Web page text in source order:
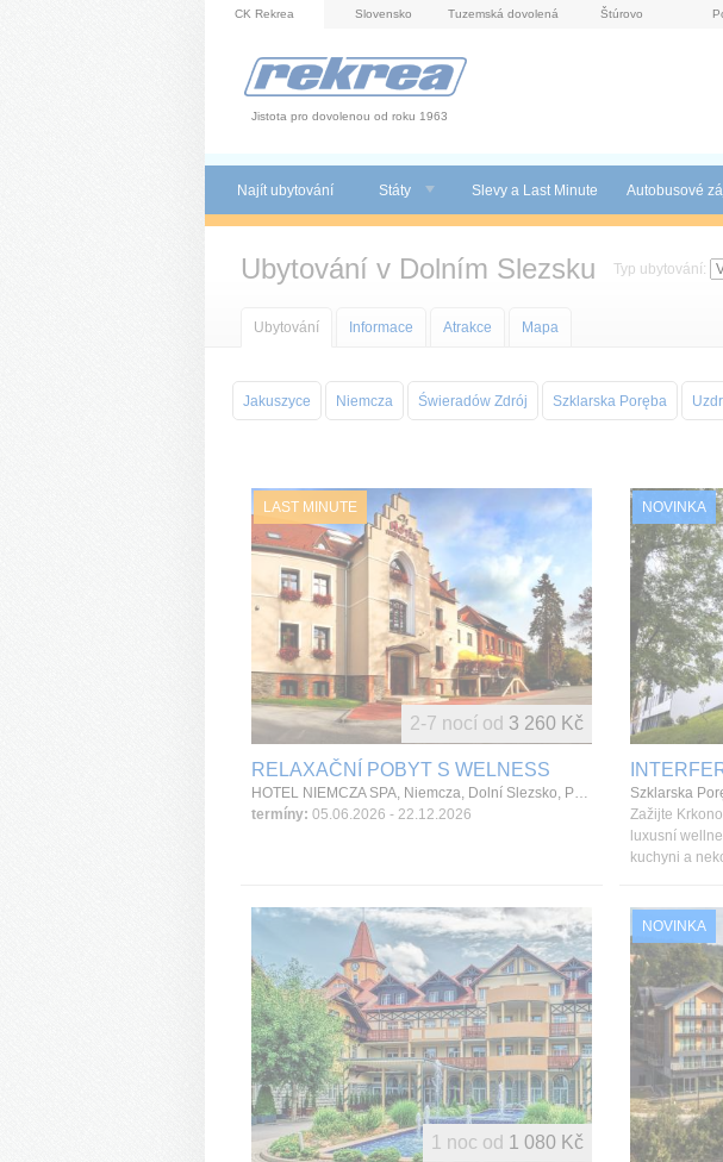
CK Rekrea Slovensko Tuzemská dovolená Štúrovo
Jistota pro dovolenou od roku 1963
Najít ubytování Státy Slevy a Last Minute Autobusové
Ubytování v Dolním Slezsku Typ ubytování:
Ubytování Informace Atrakce Mapa
Jakuszyce Niemcza Świeradów Zdrój Szklarska Poręba
LAST MINUTE
RELAXAČNÍ POBYT S WELNESS
HOTEL NIEMCZA SPA, Niemcza, Dolní Slezsko, Polsko
termíny: 05.06.2026 - 22.12.2026
2-7 nocí od 3 260 Kč
NOVINKA
Szklarska
Zažijte
luxusní
kuchyni a
1 noc od 1 080 Kč
NOVINKA